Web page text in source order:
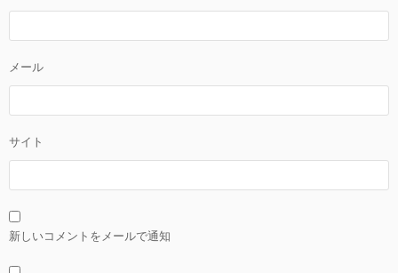
メール
サイト
新しいコメントをメールで通知